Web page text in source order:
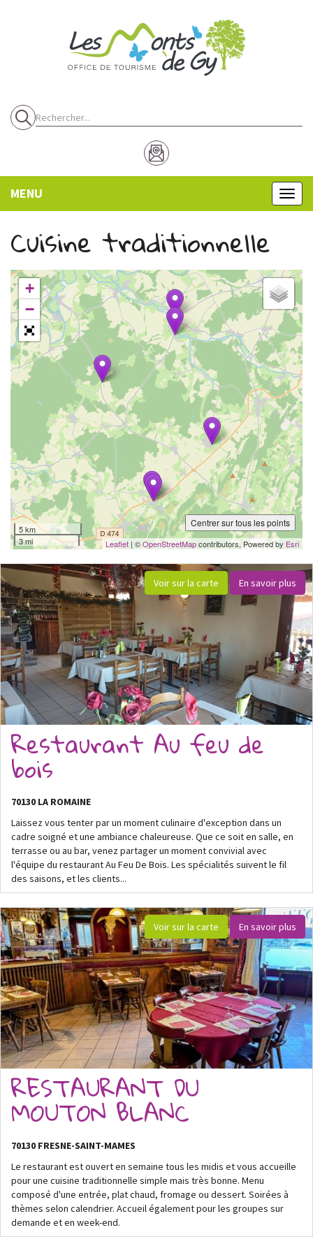
MENU
MENU
Cuisine traditionnelle
+
−
5 km
3 mi
Centrer sur tous les points
Leaflet | ©OpenStreetMapcontributors, Powered by Esri
Restaurant Au feu de
bois
70130 LA ROMAINE
Laissez vous tenter par un moment culinaire d'exception dans un
cadre soigné et une ambiance chaleureuse. Que ce soit en salle, en
terrasse ou au bar, venez partager un moment convivial avec
l'équipe du restaurant Au Feu De Bois. Les spécialités suivent le fil
des saisons, et les clients...
Voir sur la carte En savoir plus
RESTAURANT DU
MOUTON BLANC
70130 FRESNE-SAINT-MAMES
Le restaurant est ouvert en semaine tous les midis et vous accueille
pour une cuisine traditionnelle simple mais très bonne. Menu
composé d'une entrée, plat chaud, fromage ou dessert. Soirées à
thèmes selon calendrier. Accueil également pour les groupes sur
demande et en week-end.
Voir sur la carte En savoir plus